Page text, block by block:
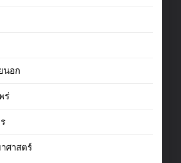
นอก
ร่
ศาสตร์